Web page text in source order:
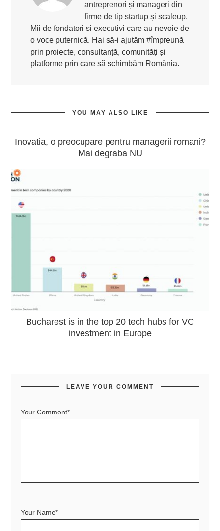
antreprenori și manageri din
firme de tip startup și scaleup.
Mii de fondatori si executivi care au nevoie de
o voce puternică. Hai să-i ajutăm #împreună
prin proiecte, consultanță, comunități și
platforme prin care să schimbăm România.
YOU MAY ALSO LIKE
Inovatia, o preocupare pentru managerii romani?
Mai degraba NU
Bucharest is in the top 20 tech hubs for VC
investment in Europe
LEAVE YOUR COMMENT
Your Comment*
Your Name*